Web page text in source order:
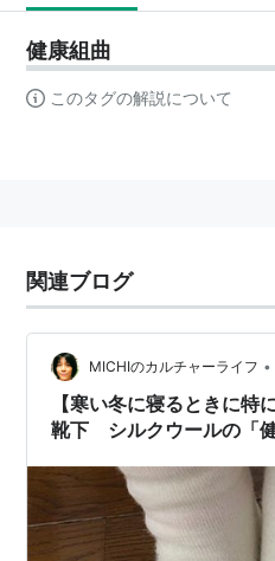
健康組曲
このタグの解説について
関連ブログ
MICHIのカルチャーライフ •
【寒い冬に寝るときに
靴下 シルクウールの「